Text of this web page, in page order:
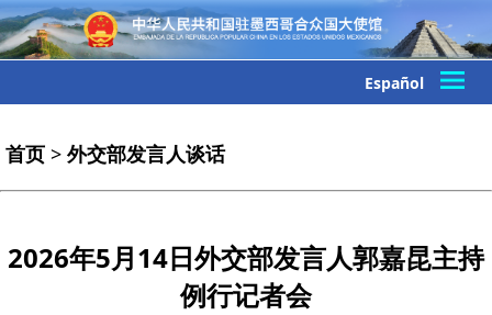
Español
首页 > 外交部发言人谈话
2026年5月14日外交部发言人郭嘉昆主持
例行记者会